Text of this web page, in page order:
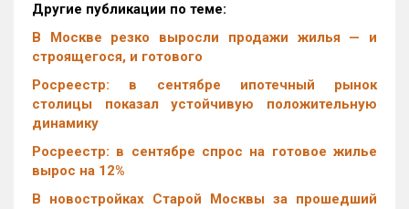
Другие публикации по теме:
В Москве резко выросли продажи жилья — и
строящегося, и готового
Росреестр: в сентябре ипотечный рынок
столицы показал устойчивую положительную
динамику
Росреестр: в сентябре спрос на готовое жилье
вырос на 12%
В новостройках Старой Москвы за прошедший